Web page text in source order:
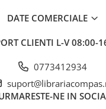
și non-
personală
viață
DATE COMERCIALE
CLIENTI L-V 08:00-
0773412934
NE IN